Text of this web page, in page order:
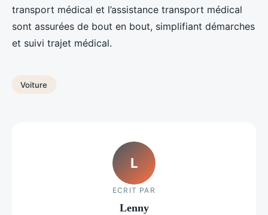
transport médical et l’assistance transport médical
sont assurées de bout en bout, simplifiant démarches
et suivi trajet médical.
Voiture
L
ECRIT PAR
Lenny